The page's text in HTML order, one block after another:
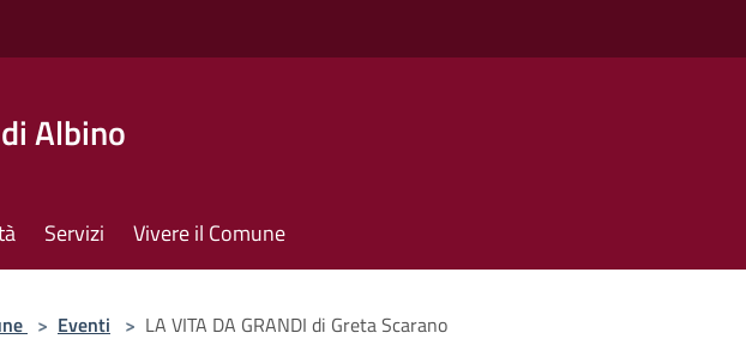
Albino
Servizi Vivere il Comune
> Eventi > LA VITA DA GRANDI di Greta Scarano